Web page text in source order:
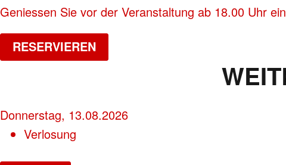
Geniessen Sie vor der Veranstaltung ab 18.00 Uhr
RESERVIEREN
Donnerstag, 13.08.2026
Verlosung